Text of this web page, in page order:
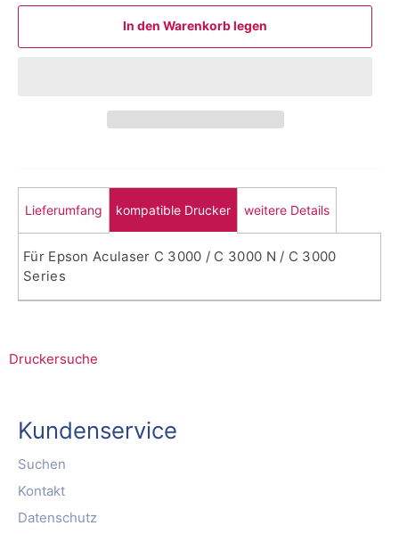
In den Warenkorb legen
Lieferumfang kompatible Drucker weitere Details
Für Epson Aculaser C 3000 / C 3000 N / C 3000
Series
Druckersuche
Kundenservice
Suchen
Kontakt
Datenschutz